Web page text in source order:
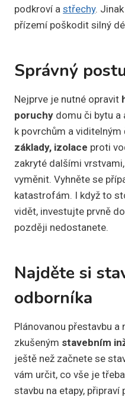
podkroví a střechy.
přízemí poškodit silný
Správný
Nejprve je nutné opravit
poruchy domu či bytu a
k povrchům a
základy, izolace proti
zakryté dalšími
vyměnit. Vyhněte se
katastrofám. I když to
vidět, investujte prvně
později nedostanete.
Najděte si
odborníka
Plánovanou přestavbu
zkušeným stavebním
ještě než začnete se
vám určit, co vše je
stavbu na etapy,